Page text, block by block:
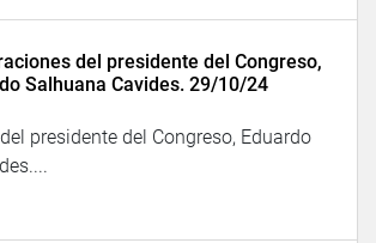
del presidente del Congreso,
Salhuana Cavides. 29/10/24
presidente del Congreso, Eduardo